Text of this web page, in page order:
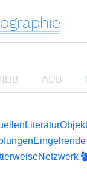
NDB ADB
Literatur
Netzwerk